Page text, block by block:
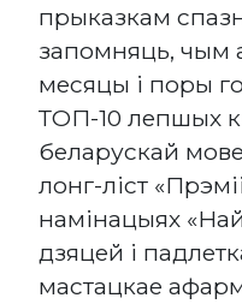
прыказкам
запомняць, чым
месяцы і поры
ТОП-10 лепшых
беларускай
лонг-ліст
намінацыях
дзяцей і
мастацкае